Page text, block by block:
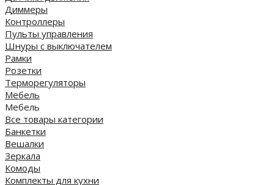
Диммеры
Контроллеры
Пульты управления
Шнуры с выключателем
Рамки
Розетки
Терморегуляторы
Мебель
Мебель
Все товары категории
Банкетки
Вешалки
Зеркала
Комоды
Комплекты для кухни